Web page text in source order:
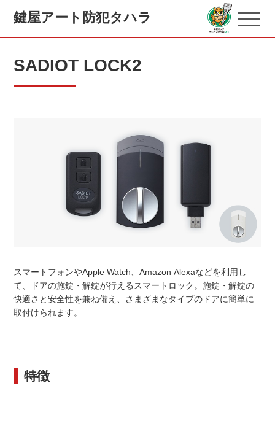
鍵屋アート防犯タハラ
SADIOT LOCK2
スマートフォンやApple Watch、Amazon Alexaなどを利用し
て、ドアの施錠・解錠が行えるスマートロック。施錠・解錠の
快適さと安全性を兼ね備え、さまざまなタイプのドアに簡単に
取付けられます。
特徴